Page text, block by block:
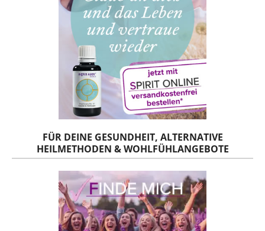
FÜR DEINE GESUNDHEIT, ALTERNATIVE
HEILMETHODEN & WOHLFÜHLANGEBOTE